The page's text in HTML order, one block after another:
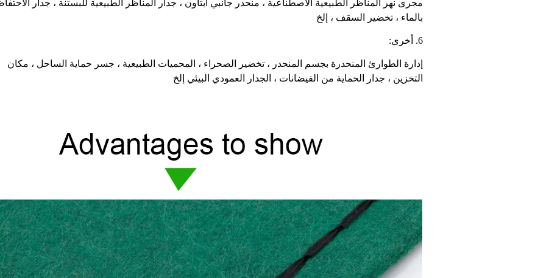
مجرى نهر المناظر الطبيعية الاصطناعية ، منحدر جانبي أبتاون ، جدار المناظر الطبيعية للبستنة ، جدار
بالماء ، تخضير السقف ، إلخ
6. أخرى:
إدارة الطوارئ المنحدرة بجسم المنحدر ، تخضير الصحراء ، المحميات الطبيعية ، جسر حماية الساحل ، مكان
التخزين ، جدار الحماية من الفيضانات ، الجدار العمودي البيئي إلخ